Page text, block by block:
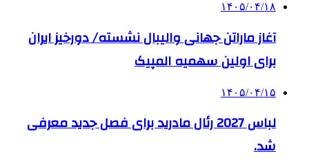
۱۴۰۵/۰۴/۱۸
آغاز ماراتن جهانی والیبال نشسته/ دورخیز ایران
برای اولین سهمیه المپیک
۱۴۰۵/۰۴/۱۵
لباس 2027 رئال مادرید برای فصل جدید معرفی
شد.